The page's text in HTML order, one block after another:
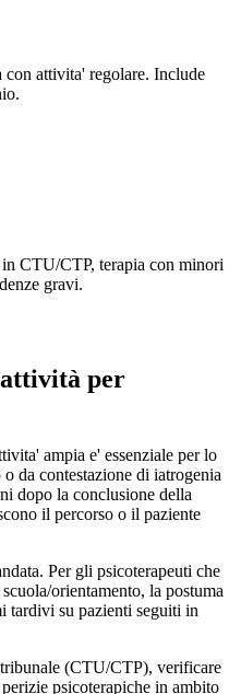
con attivita' regolare. Include
CTU/CTP, terapia con minori
gravi.
per
ampia e' essenziale per lo
da contestazione di iatrogenia
dopo la conclusione della
il percorso o il paziente
Per gli psicoterapeuti che
orientamento, la postuma
tardivi su pazienti seguiti in
(CTU/CTP), verificare
psicoterapiche in ambito